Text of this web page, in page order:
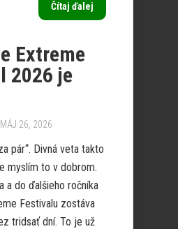
Čítaj ďalej
Extreme
2026 je
26, 2026
pár“. Divná veta takto
myslím to v dobrom.
a do ďalšieho ročníka
Festivalu zostáva
tridsať dní. To je už